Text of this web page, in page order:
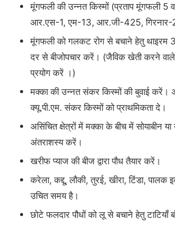
मूंगफली की उन्नत किस्मों (प्रताप मूंगफली
आर.एस-1, एम-13, आर.जी-425, गिरनार-
मूंगफली को गलकट रोग से बचाने हेतु थाइरम 3
दर से बीजोपचार करें। (जैविक खेती करने
प्रयोग करें ।)
मक्का की उन्नत संकर किस्मों की बुवाई करें।
क्यू.पी.एम. संकर किस्मों को प्राथमिकता दे।
असिंचित क्षेत्रों में मक्का के बीच में सोयाबीन
अंतराशस्य करें।
खरीफ प्याज की बीज द्वारा पौध तैयार करें।
करेला, कद्दू, लौकी, तुरई, खीरा, टिंडा, पालक
उचित समय है।
छोटे फलदार पौधों को लू से बचाने हेतु टाटियाँ